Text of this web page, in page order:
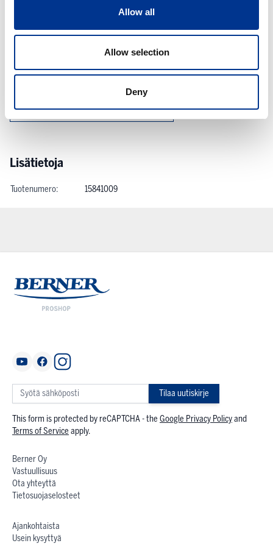
Allow all
Allow selection
Deny
Linkit ja ladattavat sisällöt
Lisätietoja
Tuotenumero: 15841009
Tilaa uutiskirje
This form is protected by reCAPTCHA - the Google Privacy Policyand
Terms of Service apply.
Berner Oy
Vastuullisuus
Ota yhteyttä
Tietosuojaselosteet
Ajankohtaista
Usein kysyttyä